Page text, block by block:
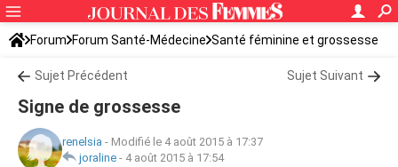
Forum Forum Santé-Médecine Santé féminine et grossesse
Tomber enceinte
Sujet Précédent Sujet Suivant
Signe de grossesse
renelsia - Modifié le 4 août 2015 à 17:37
joraline - 4 août 2015 à 17:54